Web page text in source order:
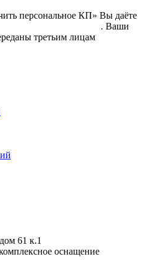
персональное КП» Вы даёте
. Ваши
третьим лицам
61 к.1
оснащение